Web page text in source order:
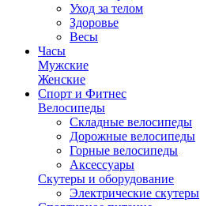
Уход за телом
Здоровье
Весы
Часы
Мужские
Женские
Спорт и Фитнес
Велосипеды
Складные велосипеды
Дорожные велосипеды
Горные велосипеды
Аксессуары
Скутеры и оборудование
Электрические скутеры